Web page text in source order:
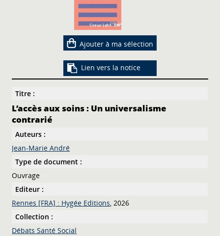
Ajouter à ma sélection
Lien vers la notice
Titre :
L’accès aux soins : Un universalisme
contrarié
Auteurs :
Jean-Marie André
Type de document :
Ouvrage
Editeur :
Rennes [FRA] : Hygée Editions, 2026
Collection :
Débats Santé Social